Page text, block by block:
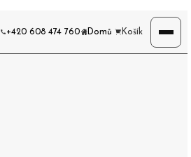
+420 608 474 760 Domů Košík